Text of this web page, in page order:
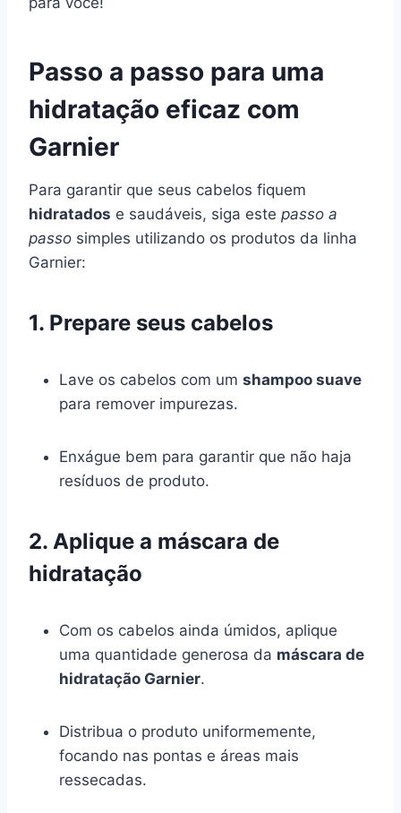
Passo a passo para uma
hidratação eficaz com
Garnier
Para garantir que seus cabelos fiquem
hidratados e saudáveis, siga este passo a
passo simples utilizando os produtos da linha
Garnier:
1. Prepare seus cabelos
Lave os cabelos com um shampoo suave
para remover impurezas.
Enxágue bem para garantir que não haja
resíduos de produto.
2. Aplique a máscara de
hidratação
Com os cabelos ainda úmidos, aplique
uma quantidade generosa da máscara de
hidratação Garnier.
Distribua o produto uniformemente,
focando nas pontas e áreas mais
ressecadas.